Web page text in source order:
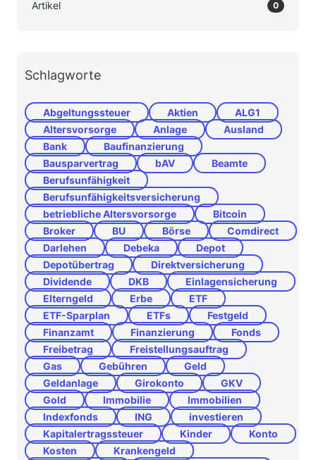
Artikel 0
Schlagworte
Abgeltungssteuer Aktien
ALG1
Altersvorsorge
Anlage
Ausland
Bank
Baufinanzierung
Bausparvertrag
bAV
Beamte
Berufsunfähigkeit
Berufsunfähigkeitsversicherung
betriebliche Altersvorsorge
Bitcoin
Broker
BU Börse
Comdirect
Darlehen
Debeka
Depot
Depotübertrag
Direktversicherung
Dividende
DKB
Einlagensicherung
Elterngeld
Erbe
ETF
ETF-Sparplan
ETFs
Festgeld
Finanzamt
Finanzierung
Fonds
Freibetrag
Freistellungsauftrag
Gas
Gebühren
Geld
Geldanlage
Girokonto
GKV
Gold
Immobilie
Immobilien
Indexfonds
ING
investieren
Kapitalertragssteuer
Kinder
Konto
Kosten
Krankengeld